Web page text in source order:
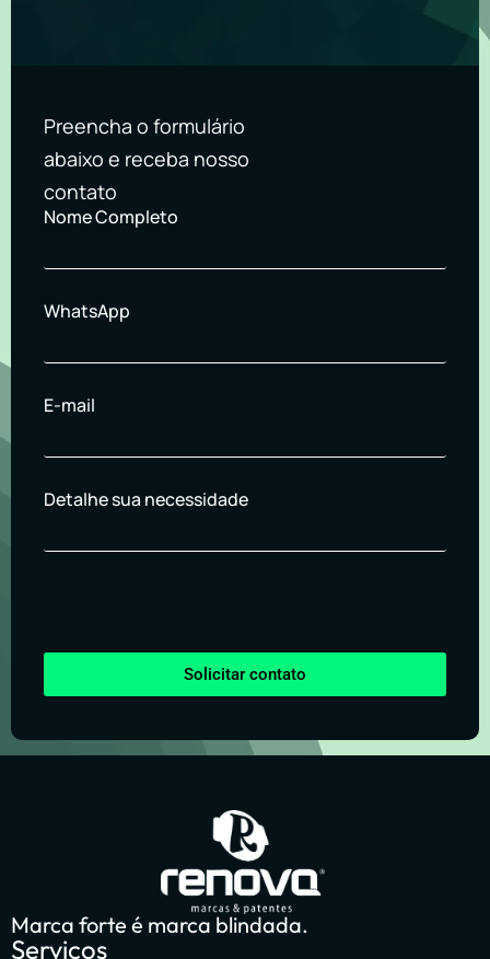
Preencha o formulário
abaixo e receba nosso
contato
Nome Completo
WhatsApp
E-mail
Detalhe sua necessidade
Solicitar contato
Marca forte é marca blindada.
Serviços